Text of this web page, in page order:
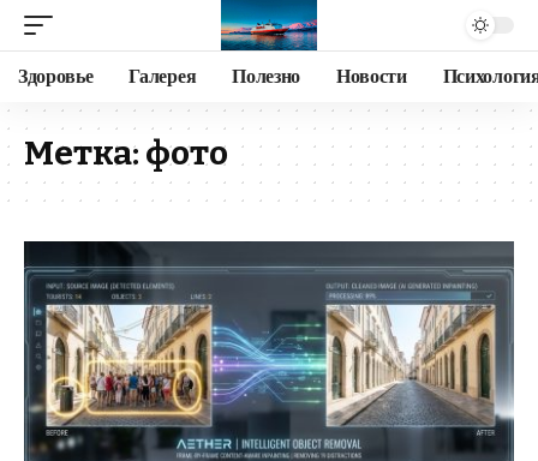
Здоровье Галерея Полезно Новости
Метка: фото